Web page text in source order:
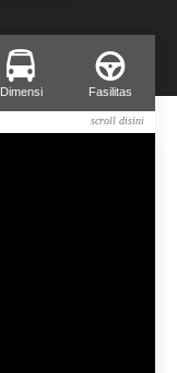
Dimensi Fasilitas